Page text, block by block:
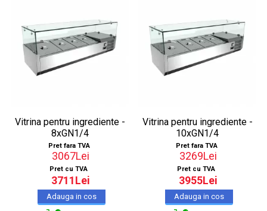
Vitrina pentru ingrediente -
8xGN1/4
Pret fara TVA
3067Lei
Pret cu TVA
3711Lei
Vitrina pentru ingrediente -
10xGN1/4
Pret fara TVA
3269Lei
Pret cu TVA
3955Lei